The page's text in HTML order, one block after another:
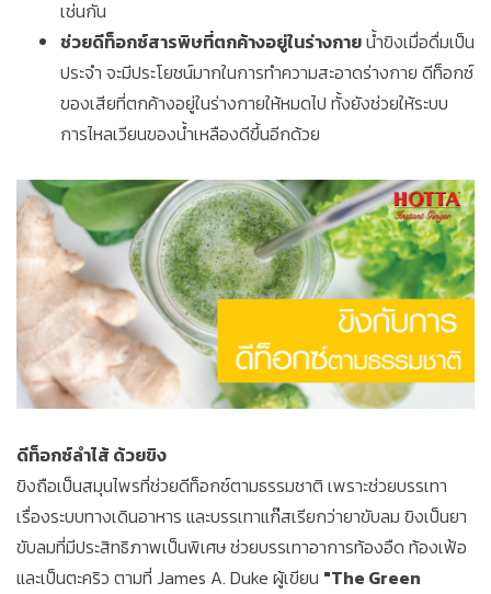
เช่นกัน
ช่วยดีท็อกซ์สารพิษที่ตกค้างอยู่ในร่างกายน้ำขิงเมื่อดื่มเป็น
ประจำ จะมีประโยชน์มากในการทำความสะอาดร่างกาย ดีท็อกซ์
ของเสียที่ตกค้างอยู่ในร่างกายให้หมดไป ทั้งยังช่วยให้ระบบ
การไหลเวียนของน้ำเหลืองดีขึ้นอีกด้วย
ดีท็อกซ์ลำไส้ ด้วยขิง
ขิงถือเป็นสมุนไพรที่ช่วยดีท็อกซ์ตามธรรมชาติ เพราะช่วยบรรเทา
เรื่องระบบทางเดินอาหาร และบรรเทาแก๊สเรียกว่ายาขับลม ขิงเป็นยา
ขับลมที่มีประสิทธิภาพเป็นพิเศษ ช่วยบรรเทาอาการท้องอืด ท้องเฟ้อ
และเป็นตะคริว ตามที่ James A. Duke ผู้เขียน "The Green